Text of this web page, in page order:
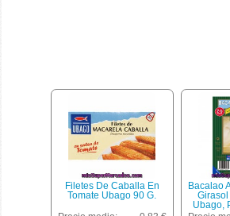
Filetes De Caballa En
Tomate Ubago 90 G.
Bacalao
Ubago,